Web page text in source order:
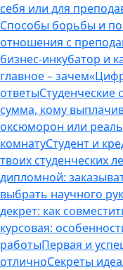
себя или для
Способы борьбы и
отношения с
бизнес-инкубатор и
главное – зачем
ответыСтуденческие
сумма, кому
оксюморон или
комнатуСтудент и
твоих студенческих
дипломной:
выбрать научного
декрет: как
курсовая:
работыПервая и
отличноСекреты